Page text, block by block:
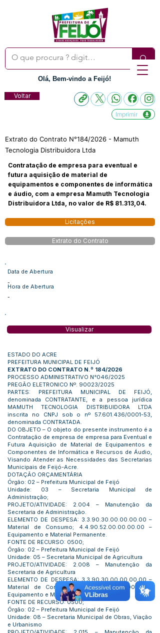
Olá, Bem-vindo a Feijó!
Voltar
Imprimir
Extrato do Contrato N°184/2026 - Mamuth
Tecnologia Distribuidora Ltda
Contratação de empresa para eventual e
futura aquisição de material de
equipamentos e componentes de informática
e áudio, com a empresa Mamuth Tecnologia
Distribuidora Ltda, no valor de R$ 81.313,04.
Licitações
Extrato do Contrato
Data de Abertura
-
Hora de Abertura
-
Visualizar
ESTADO DO ACRE
PREFEITURA MUNICIPAL DE FEIJÓ
EXTRATO DO CONTRATO N.º 184/2026
PROCESSO ADMINISTRATIVO N°046/2025
PREGÃO ELETRONICO Nº. 90023/2025
PARTES: PREFEITURA MUNICIPAL DE FEIJÓ,
denominada CONTRATANTE, e a pessoa jurídica
MAMUTH TECNOLOGIA DISTRIBUIDORA LTDA
inscrita no CNPJ sob o nº 57.601.436/0001-53,
denominada CONTRATADA.
DO OBJETO – O objeto do presente instrumento é a
Contratação de empresa de empresa para Eventual e
Futura Aquisição de Material de Equipamentos e
Componentes de Informática e Recursos de Áudio,
Visando Atender as Necessidades das Secretarias
Municipais de Feijó-Acre.
DOTAÇÃO ORÇAMENTÁRIA
Órgão: 02 – Prefeitura Municipal de Feijó
Unidade: 03 – Secretaria Municipal de
Administração;
PROJETO/ATIVIDADE: 2.004 – Manutenção da
Secretaria de Administração.
ELEMENTO DE DESPESA: 3.3.90.30.00.00.00.00 –
Material de Consumo;
4.4.90.52.00.00.00.00 –
Equipamento e Material Permanente.
FONTE DE RECURSO: 0500;
Órgão: 02 – Prefeitura Municipal de Feijó
Unidade: 05 – Secretaria Municipal de Agricultura
PROJETO/ATIVIDADE: 2.008 – Manutenção da
Secretaria de Agricultura
ELEMENTO DE DESPESA:3.3.90.30.00.00.00.00–
Material de Consumo;4.4.90.52.00.00.00.00–
Equipamento e Material Permanente.
FONTE DE RECURSO: 0500;
Órgão: 02 – Prefeitura Municipal de Feijó
Unidade: 08 – Secretaria Municipal de Obras, Viação
e Urbanismo